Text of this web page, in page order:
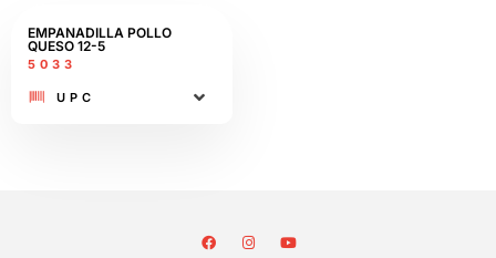
EMPANADILLA POLLO
QUESO 12-5​
5033
UPC